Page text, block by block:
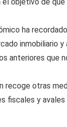
ha
inmobiliario y
anteriores que
recoge otras
fiscales y